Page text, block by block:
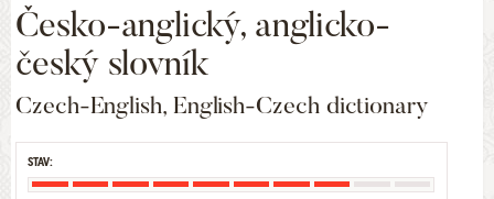
Česko-anglický, anglicko-
český slovník
Czech-English, English-Czech dictionary
STAV: